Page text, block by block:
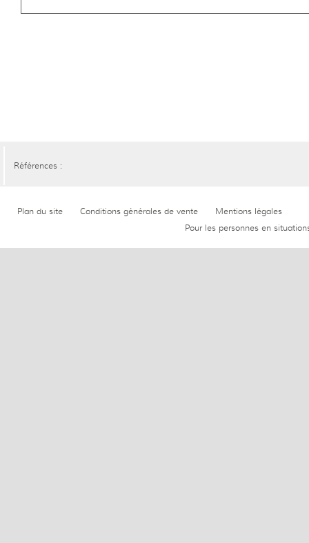
Références :
Plan du site Conditions générales de vente
Mentions légales
Pour les personnes en